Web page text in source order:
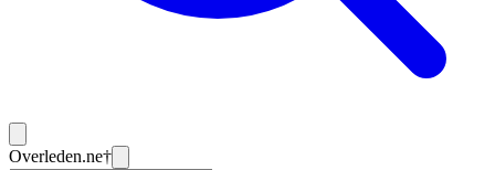
Overleden.ne†